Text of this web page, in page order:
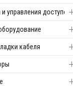
управления доступом
кабеля